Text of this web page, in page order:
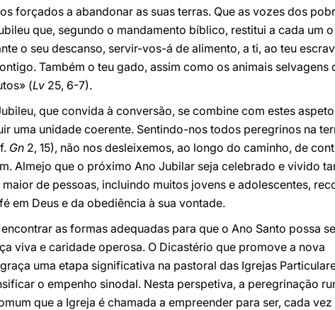
forçados a abandonar as suas terras. Que as vozes dos
que, segundo o mandamento bíblico, restitui a cada um
o seu descanso, servir-vos-á de alimento, a ti, ao teu
Também o teu gado, assim como os animais selvagens
(Lv 25, 6-7).
que convida à conversão, se combine com estes
uma unidade coerente. Sentindo-nos todos peregrinos na
Gn 2, 15), não nos desleixemos, ao longo do caminho, de
Almejo que o próximo Ano Jubilar seja celebrado e vivido
de pessoas, incluindo muitos jovens e adolescentes,
em Deus e da obediência à sua vontade.
as formas adequadas para que o Ano Santo possa
viva e caridade operosa. O Dicastério que promove a nova
uma etapa significativa na pastoral das Igrejas
o empenho sinodal. Nesta perspetiva, a peregrinação
que a Igreja é chamada a empreender para ser, cada vez